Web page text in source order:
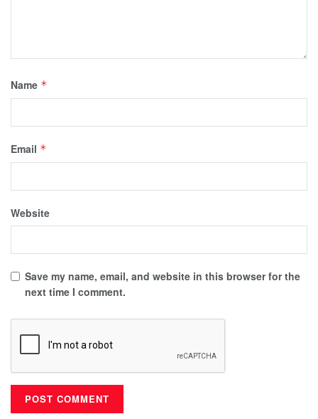
Name *
Email *
Website
Save my name, email, and website in this browser for the
next time I comment.